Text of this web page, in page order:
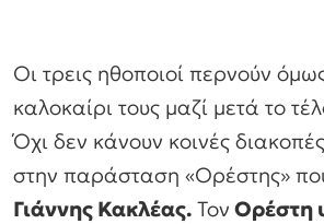
Οι τρεις ηθοποιοί περνούν
καλοκαίρι τους μαζί μετά το
Όχι δεν κάνουν κοινές
στην παράσταση «Ορέστης»
Γιάννης Κακλέας. Τον Ορέστη